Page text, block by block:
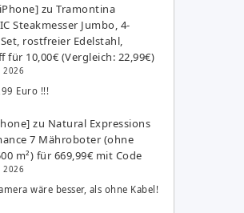
zuTramontina
Steakmesser Jumbo, 4-
rostfreier Edelstahl,
für 10,00€ (Vergleich: 22,99€)
2026
Euro !!!
zu Natural Expressions
7 Mähroboter (ohne
m²) für 669,99€ mit Code
2026
wäre besser, als ohne Kabel!